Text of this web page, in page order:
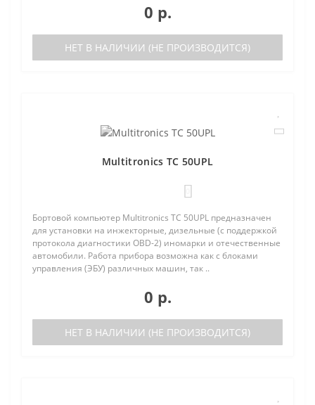
0 р.
НЕТ В НАЛИЧИИ (НЕ ПРОИЗВОДИТСЯ)
Multitronics TC 50UPL
Бортовой компьютер Multitronics TC 50UPL предназначен
для установки на инжекторные, дизельные (с поддержкой
протокола диагностики OBD-2) иномарки и отечественные
автомобили. Работа прибора возможна как с блоками
управления (ЭБУ) различных машин, так ..
0 р.
НЕТ В НАЛИЧИИ (НЕ ПРОИЗВОДИТСЯ)